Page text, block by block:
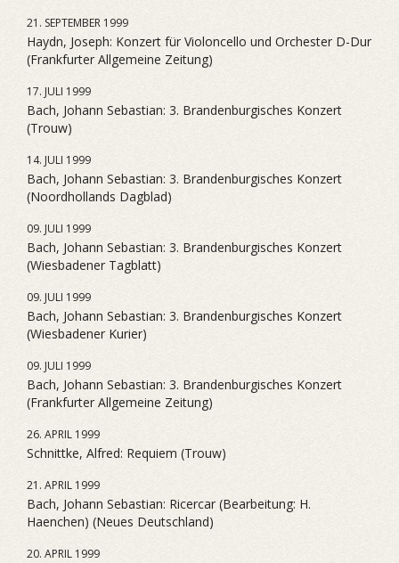
21. SEPTEMBER 1999
Haydn, Joseph: Konzert für Violoncello und Orchester D-Dur
(Frankfurter Allgemeine Zeitung)
17. JULI 1999
Bach, Johann Sebastian: 3. Brandenburgisches Konzert
(Trouw)
14. JULI 1999
Bach, Johann Sebastian: 3. Brandenburgisches Konzert
(Noordhollands Dagblad)
09. JULI 1999
Bach, Johann Sebastian: 3. Brandenburgisches Konzert
(Wiesbadener Tagblatt)
09. JULI 1999
Bach, Johann Sebastian: 3. Brandenburgisches Konzert
(Wiesbadener Kurier)
09. JULI 1999
Bach, Johann Sebastian: 3. Brandenburgisches Konzert
(Frankfurter Allgemeine Zeitung)
26. APRIL 1999
Schnittke, Alfred: Requiem (Trouw)
21. APRIL 1999
Bach, Johann Sebastian: Ricercar (Bearbeitung: H.
Haenchen) (Neues Deutschland)
20. APRIL 1999